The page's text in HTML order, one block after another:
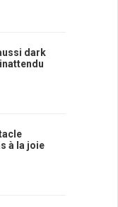
dark
à la joie